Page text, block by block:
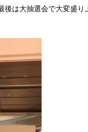
後は大抽選会で大変盛り